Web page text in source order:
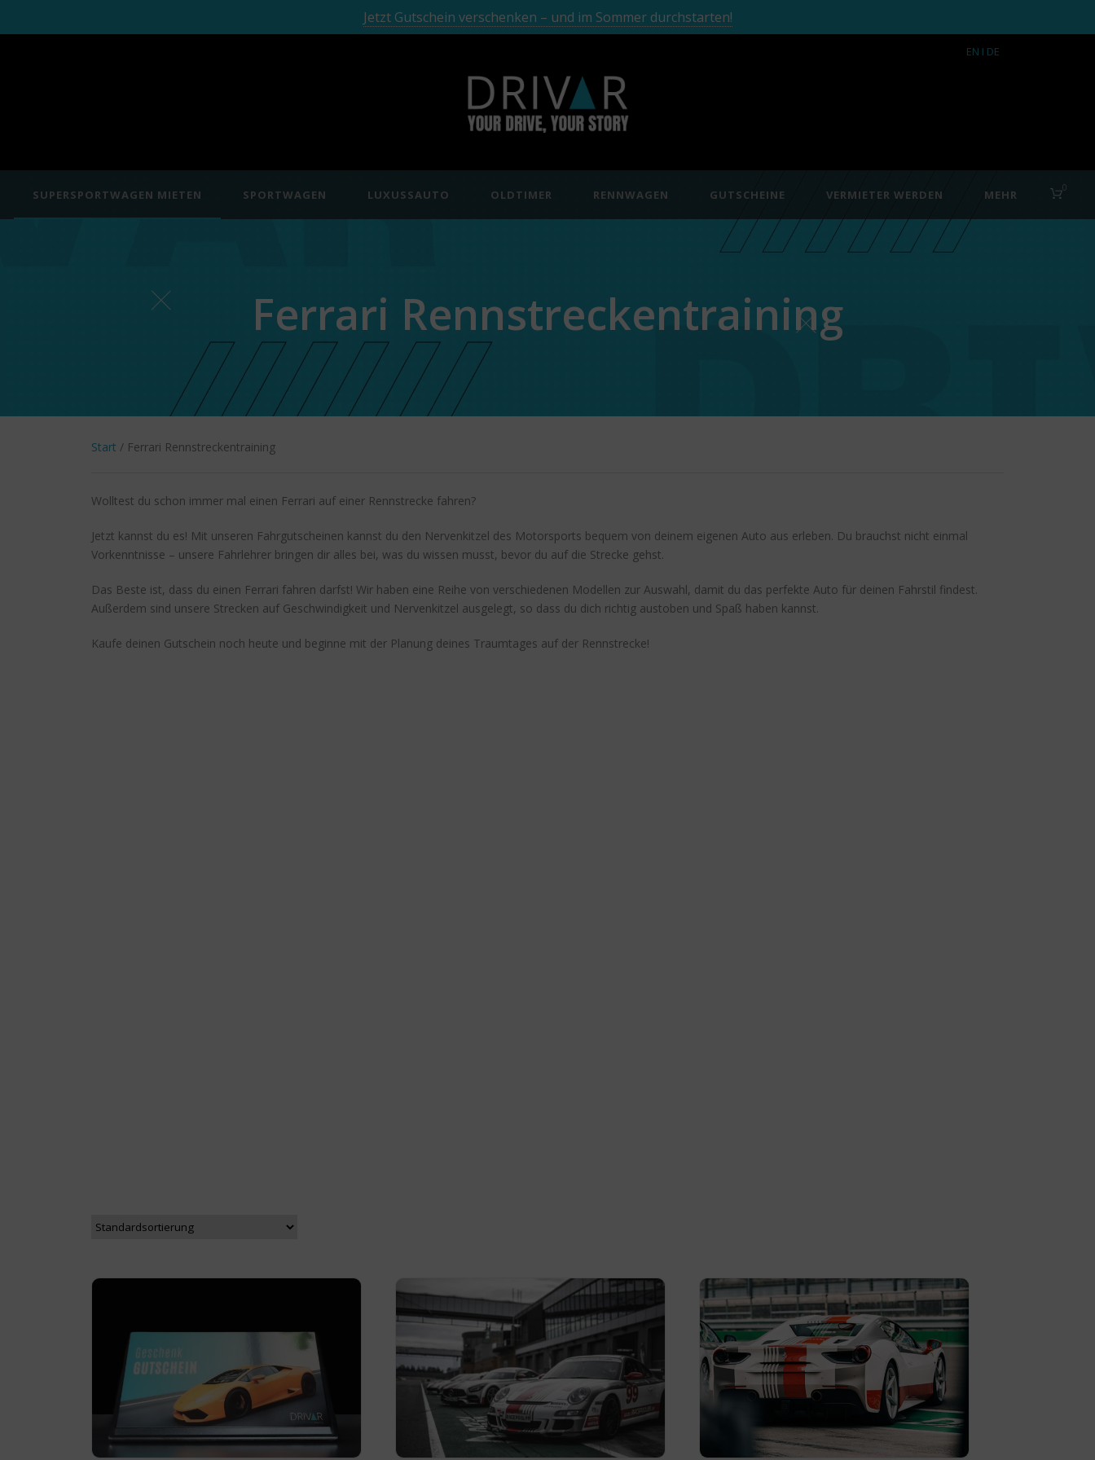
Jetzt Gutschein verschenken – und im Sommer durchstarten!
EN I DE
SUPERSPORTWAGEN MIETEN SPORTWAGEN LUXUSSAUTO OLDTIMER RENNWAGEN GUTSCHEINE VERMIETER WERDEN MEHR 0
Ferrari Rennstreckentraining
Start / Ferrari Rennstreckentraining
Wolltest du schon immer mal einen Ferrari auf einer Rennstrecke fahren?
Jetzt kannst du es! Mit unseren Fahrgutscheinen kannst du den Nervenkitzel des Motorsports bequem von deinem eigenen Auto aus erleben. Du brauchst nicht einmal
Vorkenntnisse – unsere Fahrlehrer bringen dir alles bei, was du wissen musst, bevor du auf die Strecke gehst.
Das Beste ist, dass du einen Ferrari fahren darfst! Wir haben eine Reihe von verschiedenen Modellen zur Auswahl, damit du das perfekte Auto für deinen Fahrstil findest.
Außerdem sind unsere Strecken auf Geschwindigkeit und Nervenkitzel ausgelegt, so dass du dich richtig austoben und Spaß haben kannst.
Kaufe deinen Gutschein noch heute und beginne mit der Planung deines Traumtages auf der Rennstrecke!